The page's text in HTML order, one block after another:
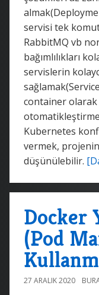
servisi tek
RabbitMQ vb
bağımlılıkları
servislerin
container olarak
Kubernetes
vermek,
düşünülebilir.
Docker
(Pod
27 ARALIK 2020